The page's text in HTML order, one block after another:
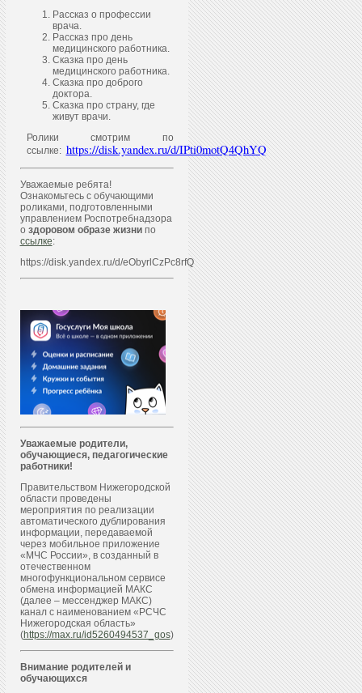
Рассказ о профессии
врача.
Рассказ про день
медицинского работника.
Сказка про день
медицинского работника.
Сказка про доброго
доктора.
Сказка про страну, где
живут врачи.
Ролики смотрим по
ссылке: https://disk.yandex.ru/d/IPti0motQ4QhYQ
Уважаемые ребята!
Ознакомьтесь с обучающими
роликами, подготовленными
управлением Роспотребнадзора
о здоровом образе жизнипо
ссылке:
https://disk.yandex.ru/d/eObyrlCzPc8rfQ
Уважаемые родители,
обучающиеся, педагогические
работники!
Правительством Нижегородской
области проведены
мероприятия по реализации
автоматического дублирования
информации, передаваемой
через мобильное приложение
«МЧС России», в созданный в
отечественном
многофункциональном сервисе
обмена информацией МАКС
(далее – мессенджер МАКС)
канал с наименованием «РСЧС
Нижегородская область»
(https://max.ru/id5260494537_gos)
Внимание родителей и
обучающихся